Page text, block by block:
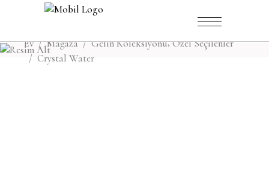
Ev/Mağaza/Gelin Koleksiyonu,Özel Seçilenler
/ Crystal Water